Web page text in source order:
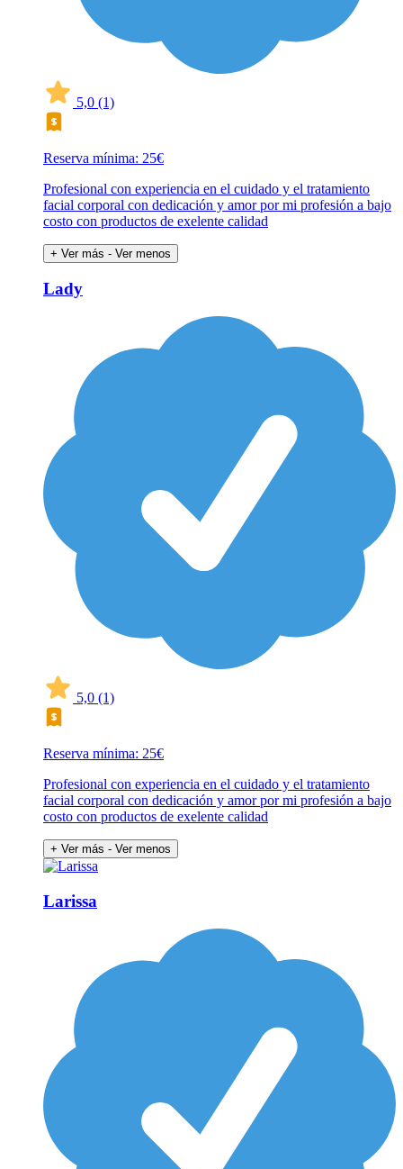
5,0 (1)
Reserva mínima: 25€
Profesional con experiencia en el cuidado y el tratamiento
facial corporal con dedicación y amor por mi profesión a bajo
costo con productos de exelente calidad
+ Ver más - Ver menos
Lady
5,0 (1)
Reserva mínima: 25€
Profesional con experiencia en el cuidado y el tratamiento
facial corporal con dedicación y amor por mi profesión a bajo
costo con productos de exelente calidad
+ Ver más - Ver menos
Larissa